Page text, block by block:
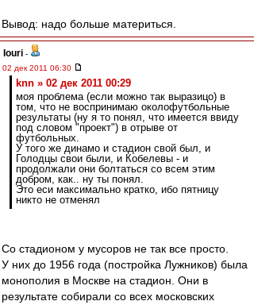
Вывод: надо больше материться.
Iouri -
02 дек 2011 06:30
knn » 02 дек 2011 00:29
моя проблема (если можно так выразицо) в
том, что не воспринимаю околофутбольные
результаты (ну я то понял, что имеется ввиду
под словом "проект") в отрыве от
футбольных.
У того же динамо и стадион свой был, и
Голодцы свои были, и Кобелевы - и
продолжали они болтаться со всем этим
добром, как.. ну ты понял.
Это еси максимально кратко, ибо пятницу
никто не отменял
Со стадионом у мусоров не так все просто.
У них до 1956 года (постройка Лужников) была
монополия в Москве на стадион. Они в
результате собирали со всех московских